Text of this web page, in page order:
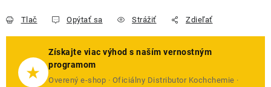
Tlač Opýtať sa Strážiť Zdieľať
★
Získajte viac výhod s naším vernostným
programom
Overený e-shop · Oficiálny Distributor Kochchemie ·